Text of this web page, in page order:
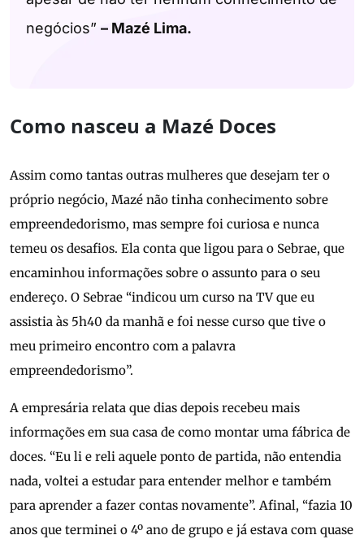
negócios” – Mazé Lima.
Como nasceu a Mazé Doces
Assim como tantas outras mulheres que desejam ter o
próprio negócio, Mazé não tinha conhecimento sobre
empreendedorismo, mas sempre foi curiosa e nunca
temeu os desafios. Ela conta que ligou para o Sebrae, que
encaminhou informações sobre o assunto para o seu
endereço. O Sebrae “indicou um curso na TV que eu
assistia às 5h40 da manhã e foi nesse curso que tive o
meu primeiro encontro com a palavra
empreendedorismo”.
A empresária relata que dias depois recebeu mais
informações em sua casa de como montar uma fábrica de
doces. “Eu li e reli aquele ponto de partida, não entendia
nada, voltei a estudar para entender melhor e também
para aprender a fazer contas novamente”. Afinal, “fazia 10
anos que terminei o 4º ano de grupo e já estava com quase